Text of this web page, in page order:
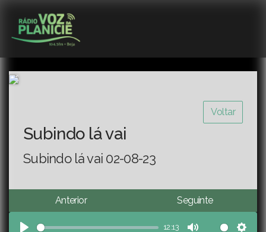
Voltar
Subindo lá vai
Subindo lá vai 02-08-23
Anterior Seguinte
12:13